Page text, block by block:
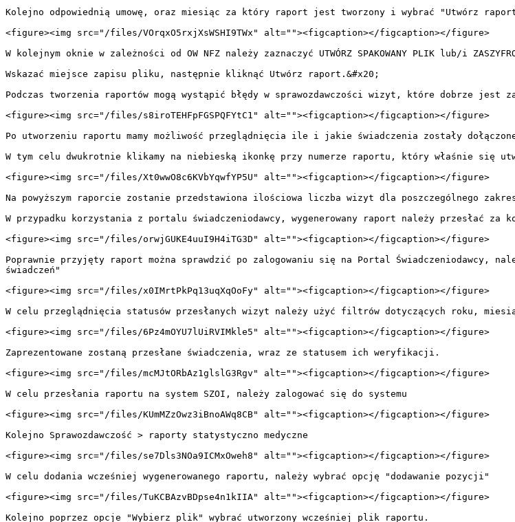
Kolejno odpowiednią umowę, oraz miesiąc za który raport jest tworzony i wybrać "Utwórz
<figure><img src="/files/VOrqxO5rxjXsWSHI9TWx" alt=""><figcaption></figcaption></figure>
W kolejnym oknie w zależności od OW NFZ należy zaznaczyć UTWÓRZ SPAKOWANY PLIK lub/i
Wskazać miejsce zapisu pliku, następnie kliknąć Utwórz raport.&#x20;
Podczas tworzenia raportów mogą wystąpić błędy w sprawozdawczości wizyt, które dobrze
<figure><img src="/files/s8iroTEHFpFGSPQFYtC1" alt=""><figcaption></figcaption></figure>
Po utworzeniu raportu mamy możliwość przeglądnięcia ile i jakie świadczenia zostały
W tym celu dwukrotnie klikamy na niebieską ikonkę przy numerze raportu, który właśnie się
<figure><img src="/files/Xt0wwO8c6KVbYqwfYP5U" alt=""><figcaption></figcaption></figure>
Na powyższym raporcie zostanie przedstawiona ilościowa liczba wizyt dla poszczególnego
W przypadku korzystania z portalu świadczeniodawcy, wygenerowany raport należy przesłać
<figure><img src="/files/orwjGUKE4uuI9H4iTG3D" alt=""><figcaption></figcaption></figure>
Poprawnie przyjęty raport można sprawdzić po zalogowaniu się na Portal Świadczeniodawcy,
świadczeń"
<figure><img src="/files/x0IMrtPkPq13uqXqOoFy" alt=""><figcaption></figcaption></figure>
W celu przeglądnięcia statusów przesłanych wizyt należy użyć filtrów dotyczących roku,
<figure><img src="/files/6Pz4mOYU7lUiRVIMkle5" alt=""><figcaption></figcaption></figure>
Zaprezentowane zostaną przesłane świadczenia, wraz ze statusem ich weryfikacji.
<figure><img src="/files/mcMJtORbAz1glslG3Rgv" alt=""><figcaption></figcaption></figure>
W celu przesłania raportu na system SZOI, należy zalogować się do systemu
<figure><img src="/files/KUmMZzOwz3iBnoAWq8CB" alt=""><figcaption></figcaption></figure>
Kolejno Sprawozdawczość > raporty statystyczno medyczne
<figure><img src="/files/se7Dls3NOa9ICMxOweh8" alt=""><figcaption></figcaption></figure>
W celu dodania wcześniej wygenerowanego raportu, należy wybrać opcję "dodawanie pozycji"
<figure><img src="/files/TuKCBAzvBDpse4n1kIIA" alt=""><figcaption></figcaption></figure>
Kolejno poprzez opcje "Wybierz plik" wybrać utworzony wcześniej plik raportu.